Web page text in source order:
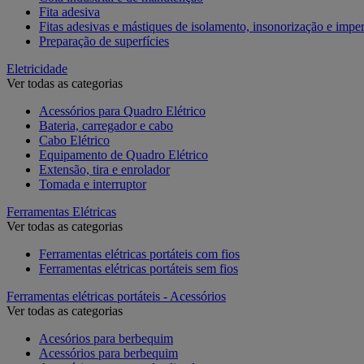
Fita adesiva
Fitas adesivas e mástiques de isolamento, insonorização e
Preparação de superfícies
Eletricidade
Ver todas as categorias
Acessórios para Quadro Elétrico
Bateria, carregador e cabo
Cabo Elétrico
Equipamento de Quadro Elétrico
Extensão, tira e enrolador
Tomada e interruptor
Ferramentas Elétricas
Ver todas as categorias
Ferramentas elétricas portáteis com fios
Ferramentas elétricas portáteis sem fios
Ferramentas elétricas portáteis - Acessórios
Ver todas as categorias
Acesórios para berbequim
Acessórios para berbequim